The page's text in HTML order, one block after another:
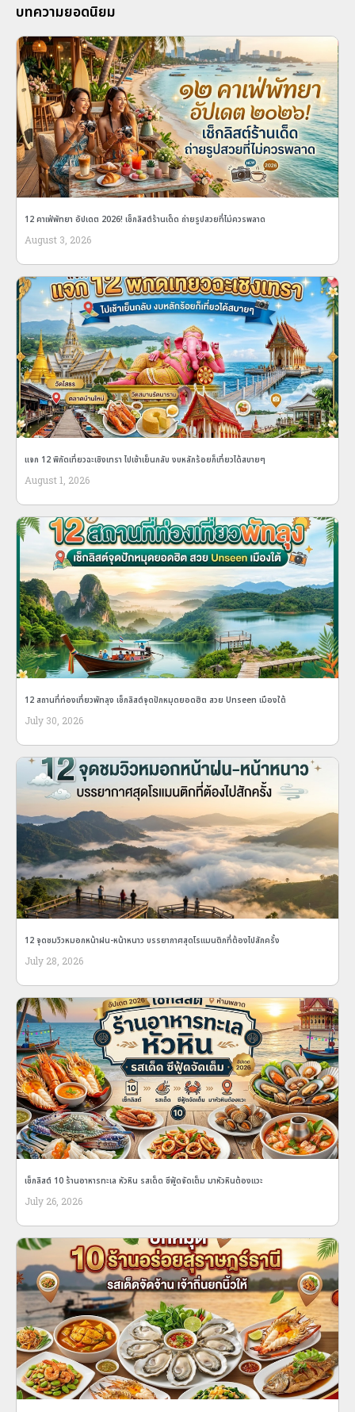
บทความยอดนิยม
12 คาเฟ่พัทยา อัปเดต 2026! เช็กลิสต์ร้านเด็ด ถ่ายรูปสวยที่ไม่ควรพลาด
August 3, 2026
แจก 12 พิกัดเที่ยวฉะเชิงเทรา ไปเช้าเย็นกลับ งบหลักร้อยก็เที่ยวได้สบายๆ
August 1, 2026
12 สถานที่ท่องเที่ยวพัทลุง เช็กลิสต์จุดปักหมุดยอดฮิต สวย Unseen เมืองใต้
July 30, 2026
12 จุดชมวิวหมอกหน้าฝน-หน้าหนาว บรรยากาศสุดโรแมนติกที่ต้องไปสักครั้ง
July 28, 2026
เช็กลิสต์ 10 ร้านอาหารทะเล หัวหิน รสเด็ด ซีฟู้ดจัดเต็ม มาหัวหินต้องแวะ
July 26, 2026